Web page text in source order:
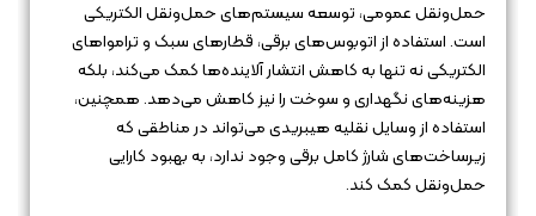
حمل‌ونقل عمومی، توسعه سیستم‌های حمل‌ونقل الکتریکی
است. استفاده از اتوبوس‌های برقی، قطارهای سبک و ترامواهای
الکتریکی نه تنها به کاهش انتشار آلاینده‌ها کمک می‌کند، بلکه
هزینه‌های نگهداری و سوخت را نیز کاهش می‌دهد. همچنین،
استفاده از وسایل نقلیه هیبریدی می‌تواند در مناطقی که
زیرساخت‌های شارژ کامل برقی وجود ندارد، به بهبود کارایی
حمل‌ونقل کمک کند.